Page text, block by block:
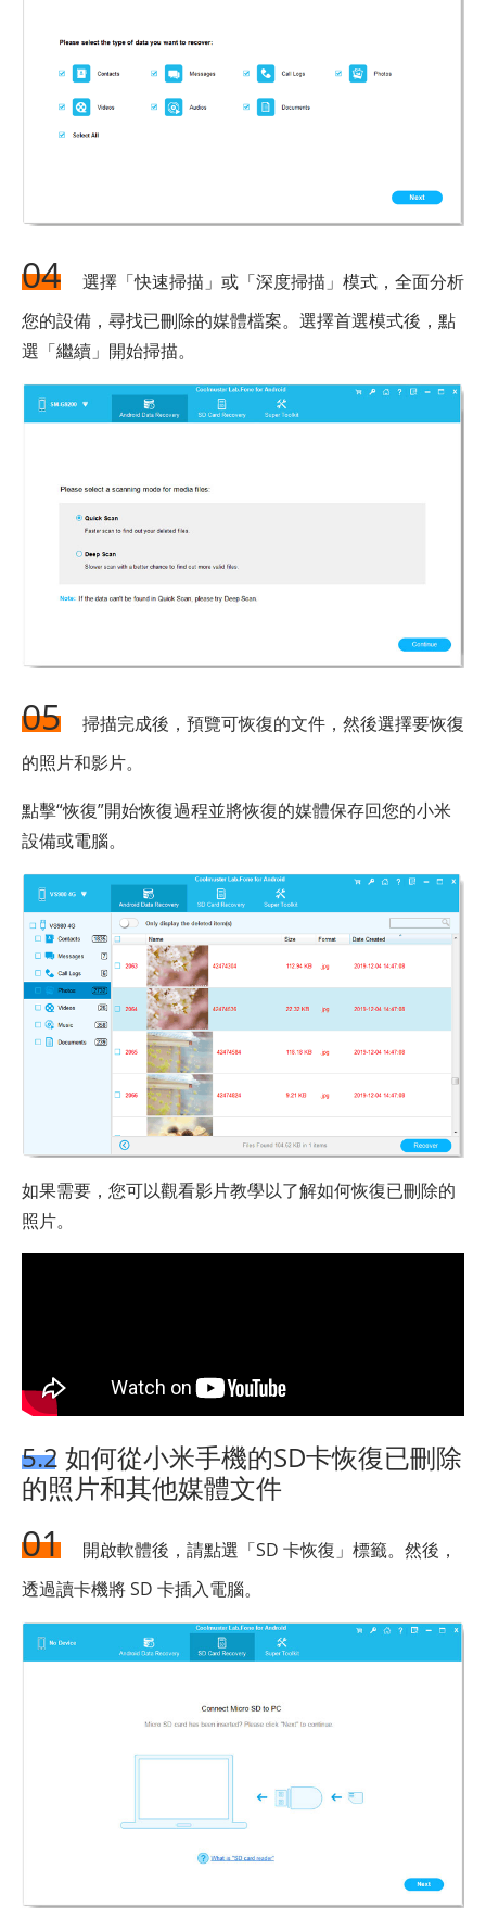
04
選擇「快速掃描」或「深度掃描」模式，全面分析
您的設備，尋找已刪除的媒體檔案。選擇首選模式後，點
選「繼續」開始掃描。
05
掃描完成後，預覽可恢復的文件，然後選擇要恢復
的照片和影片。
點擊“恢復”開始恢復過程並將恢復的媒體保存回您的小米
設備或電腦。
如果需要，您可以觀看影片教學以了解如何恢復已刪除的
照片。
5.2 如何從小米手機的SD卡恢復已刪除
的照片和其他媒體文件
01
開啟軟體後，請點選「SD 卡恢復」標籤。然後，
透過讀卡機將 SD 卡插入電腦。